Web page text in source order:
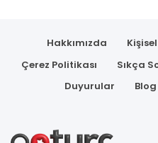
Hakkımızda
Çerez Politikası
Sıkça
Duyurular
Blog